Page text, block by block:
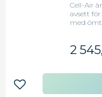
Cell-Air
avsett
med
2
Lägg till i favoriter